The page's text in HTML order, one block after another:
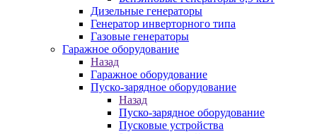
Дизельные генераторы
Генератор инверторного типа
Газовые генераторы
Гаражное оборудование
Назад
Гаражное оборудование
Пуско-зарядное оборудование
Назад
Пуско-зарядное оборудование
Пусковые устройства